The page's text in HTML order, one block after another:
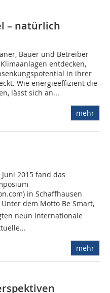
– natürlich
Bauer und Betreiber
entdecken,
in ihrer
Wie energieeffizient die
lässt sich an...
mehr
2015 fand das
in Schaffhausen
dem Motto Be Smart,
neun internationale
mehr